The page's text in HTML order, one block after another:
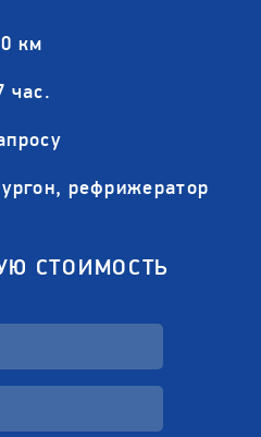
км
час.
рефрижератор
СТОИМОСТЬ